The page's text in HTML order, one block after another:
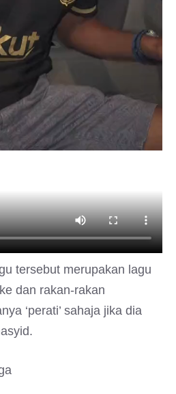
tersebut merupakan lagu
dan rakan-rakan
‘perati’ sahaja jika dia